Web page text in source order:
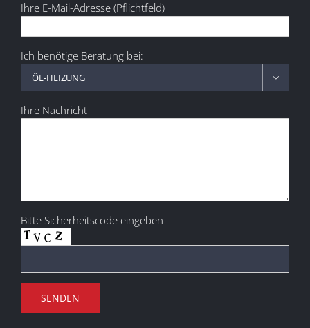
Ihre E-Mail-Adresse (Pflichtfeld)
Ich benötige Beratung bei:

Ihre Nachricht
Bitte Sicherheitscode eingeben